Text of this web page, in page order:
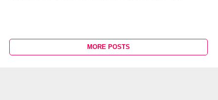
MORE POSTS